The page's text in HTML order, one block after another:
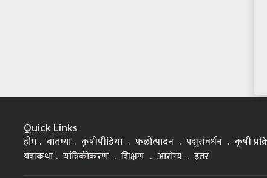
Quick Links
होम बातम्या कृषीपीडिया फलोत्पादन पशुसंवर्धन
कृषी
यशकथा
यांत्रिकीकरण शिक्षण आरोग्य इतर